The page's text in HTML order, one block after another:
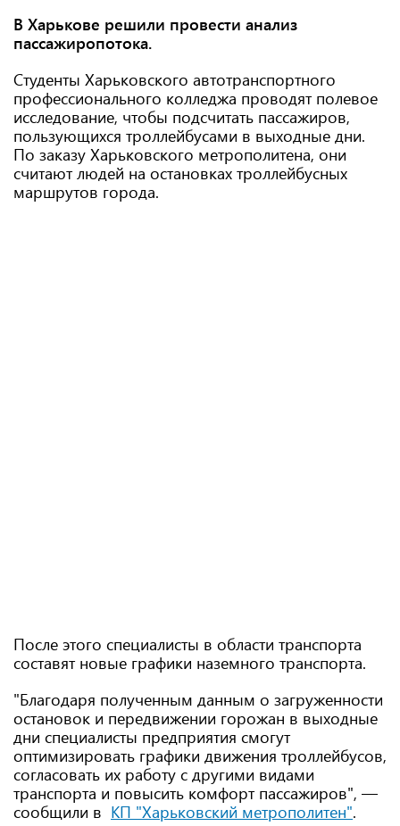
В Харькове решили провести анализ
пассажиропотока.
Студенты Харьковского автотранспортного
профессионального колледжа проводят полевое
исследование, чтобы подсчитать пассажиров,
пользующихся троллейбусами в выходные дни.
По заказу Харьковского метрополитена, они
считают людей на остановках троллейбусных
маршрутов города.
После этого специалисты в области транспорта
составят новые графики наземного транспорта.
"Благодаря полученным данным о загруженности
остановок и передвижении горожан в выходные
дни специалисты предприятия смогут
оптимизировать графики движения троллейбусов,
согласовать их работу с другими видами
транспорта и повысить комфорт пассажиров", —
сообщили в КП "Харьковский метрополитен".